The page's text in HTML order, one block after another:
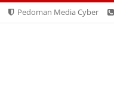
Pedoman Media Cyber